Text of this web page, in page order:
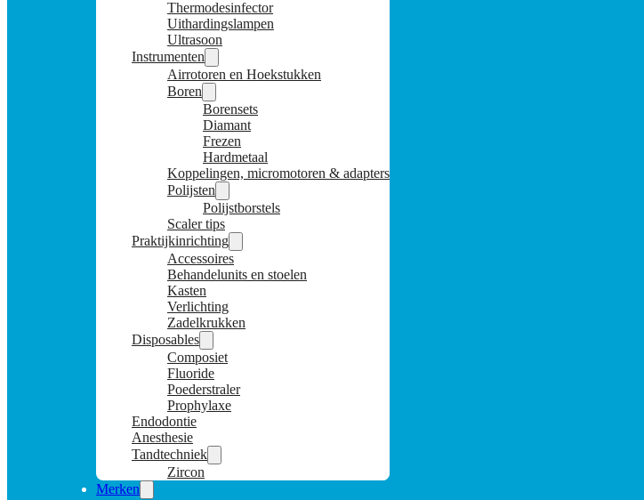
Thermodesinfector
Uithardingslampen
Ultrasoon
Instrumenten
Airrotoren en Hoekstukken
Boren
Borensets
Diamant
Frezen
Hardmetaal
Koppelingen, micromotoren & adapters
Polijsten
Polijstborstels
Scaler tips
Praktijkinrichting
Accessoires
Behandelunits en stoelen
Kasten
Verlichting
Zadelkrukken
Disposables
Composiet
Fluoride
Poederstraler
Prophylaxe
Endodontie
Anesthesie
Tandtechniek
Zircon
Merken